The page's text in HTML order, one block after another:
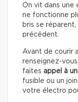
On vit dans une
ne fonctionne
bris se
précédent.
Avant de courir
renseignez-
faites appel à
fusible ou un
votre électro